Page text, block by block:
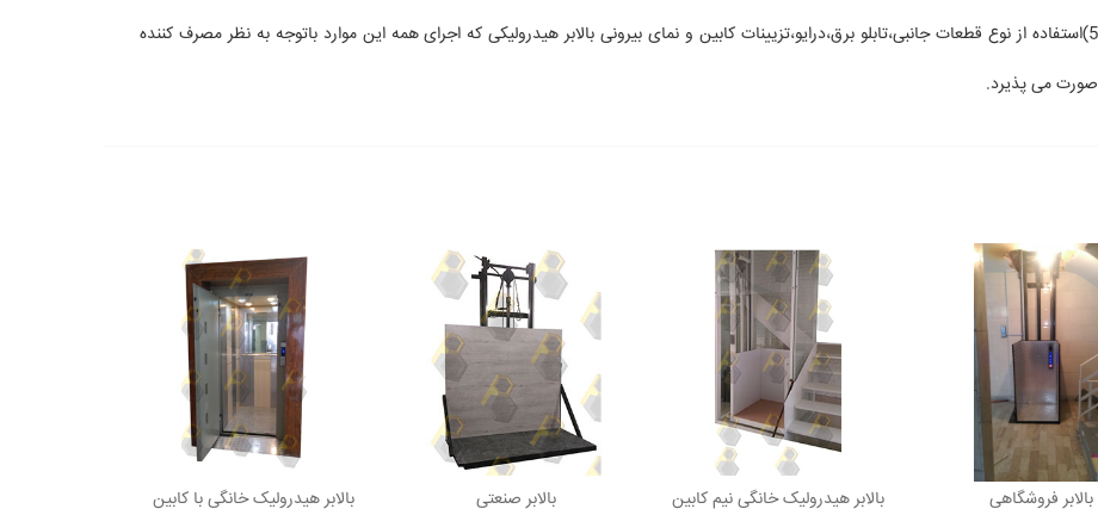
5)استفاده از نوع قطعات جانبی،تابلو برق،درایو،تزیینات کابین و نمای بیرونی بالابر هیدرولیکی که اجرای همه این موارد باتوجه به نظر مصرف کننده
صورت می پذیرد.
بالابر فروشگاهی بالابر هیدرولیک خانگی نیم کابین بالابر صنعتی بالابر هیدرولیک خانگی با کابین